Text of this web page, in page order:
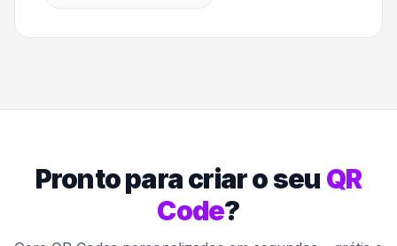
Pronto para criar o seu QR
Code?